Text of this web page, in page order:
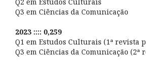
Q3 em Ciências da Comunicação
2023 :::: 0,259
Q1 em Estudos Culturais (1ª revista
Q3 em Ciências da Comunicação (2ª